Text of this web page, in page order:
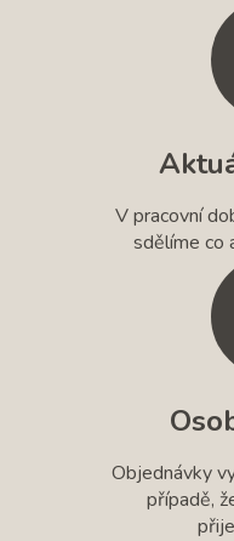
V pracovní
sdělíme co
Objednávky
případě,